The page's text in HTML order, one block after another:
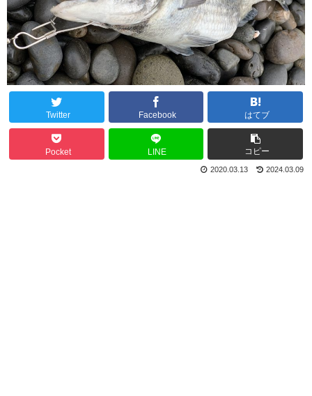
Twitter Facebook はてブ
Pocket LINE コピー
2024.03.09
2020.03.13